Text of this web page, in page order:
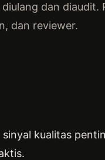
dan diaudit.
dan reviewer.
kualitas